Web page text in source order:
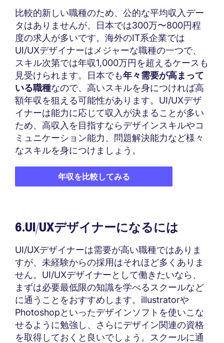
比較的新しい職種のため、公的な平均収入デー
タはありませんが、日本では300万〜800円程
度の求人が多いです。海外のIT系企業では
UI/UXデザイナーはメジャーな職種の一つで、
スキル次第では年収1,000万円を超えるケースも
見受けられます。日本でも年々需要が高まって
いる職種なので、高いスキルを身につければ高
額年収を狙える可能性があります。UI/UXデザ
イナーは能力に応じて収入が決まることが多い
ため、高収入を目指すならデザインスキルやコ
ミュニケーション能力、問題解決能力など様々
なスキルを身につけましょう。
年収を比較してみる
6.UI/UXデザイナーになるには
UI/UXデザイナーは需要が高い職種ではありま
すが、未経験からの採用はそれほど多くありま
せん。UI/UXデザイナーとして働きたいなら、
まずは必要最低限の知識を学べるスクールなど
に通うことをおすすめします。illustratorや
Photoshopといったデザインソフトを使いこな
せるように勉強し、さらにデザイン関連の資格
を取得しておくと良いでしょう。スクールに通